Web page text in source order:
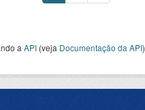
a API (veja Documentação da API